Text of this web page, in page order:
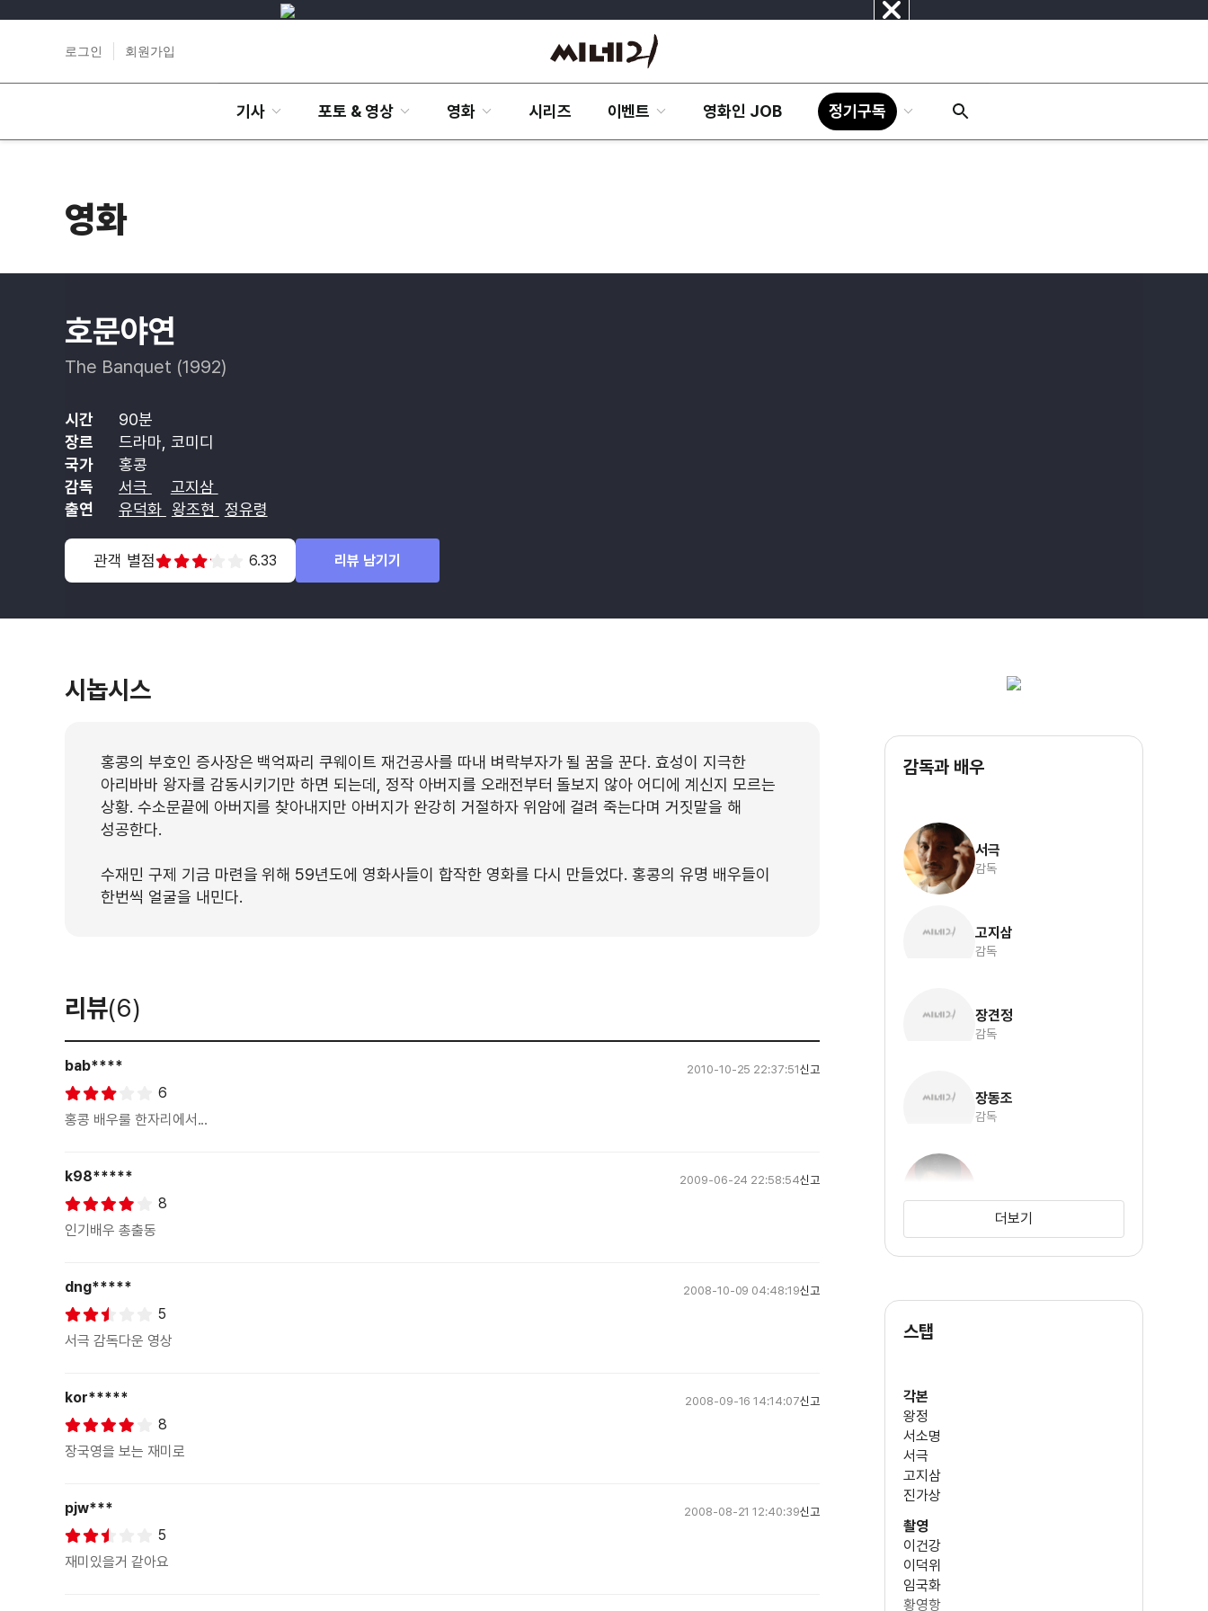
닫
로그인 회원가입
기사 포토 & 영상 영화 시리즈 이벤트 영화인 JOB 정기구독
영화
호문야연
The Banquet (1992)
시간
90분
장르
드라마, 코미디
국가
홍콩
감독
서극
고지삼
출연
유덕화 왕조현 정유령
관객 별점 6.33 리뷰 남기기
시놉시스
홍콩의 부호인 증사장은 백억짜리 쿠웨이트 재건공사를 따내 벼락부자가 될 꿈을 꾼다. 효성이 지극한
아리바바 왕자를 감동시키기만 하면 되는데, 정작 아버지를 오래전부터 돌보지 않아 어디에 계신지 모르는
상황. 수소문끝에 아버지를 찾아내지만 아버지가 완강히 거절하자 위암에 걸려 죽는다며 거짓말을 해
성공한다.
수재민 구제 기금 마련을 위해 59년도에 영화사들이 합작한 영화를 다시 만들었다. 홍콩의 유명 배우들이
한번씩 얼굴을 내민다.
리뷰(6)
bab**** 2010-10-25 22:37:51신고
6
홍콩 배우룰 한자리에서...
k98***** 2009-06-24 22:58:54신고
8
인기배우 총출동
dng***** 2008-10-09 04:48:19신고
5
서극 감독다운 영상
kor***** 2008-09-16 14:14:07신고
8
장국영을 보는 재미로
pjw*** 2008-08-21 12:40:39신고
5
재미있을거 같아요
감독과 배우
서극
감독
고지삼
감독
장견정
감독
장동조
감독
더보기
스탭
각본
왕정
서소명
서극
고지삼
진가상
촬영
이건강
이덕위
임국화
황영항